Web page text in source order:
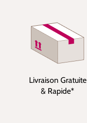
Livraison Gratuite
& Rapide*